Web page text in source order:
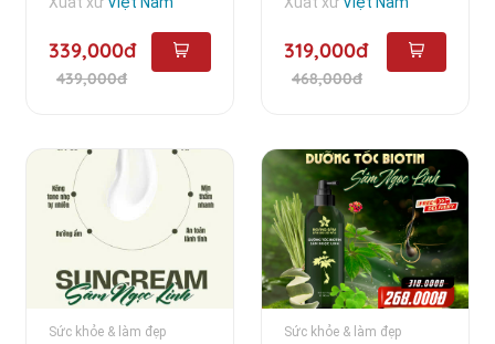
339,000đ
439,000đ
319,000đ
468,000đ
Sức khỏe & làm đẹp Sức khỏe & làm đẹp